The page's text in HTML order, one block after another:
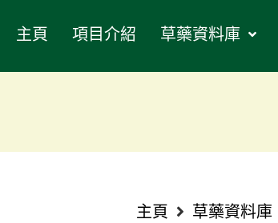
主頁 項目介紹 草藥資料庫
主頁 草藥資料庫